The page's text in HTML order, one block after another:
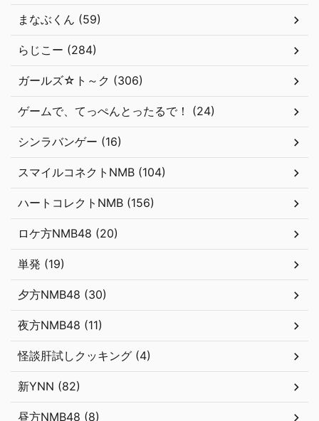
まなぶくん (59)
らじこー (284)
ガールズ☆ト～ク (306)
ゲームで、てっぺんとったるで！ (24)
シンラバンゲー (16)
スマイルコネクトNMB (104)
ハートコレクトNMB (156)
ロケ方NMB48 (20)
単発 (19)
夕方NMB48 (30)
夜方NMB48 (11)
怪談肝試しクッキング (4)
新YNN (82)
昼方NMB48 (8)